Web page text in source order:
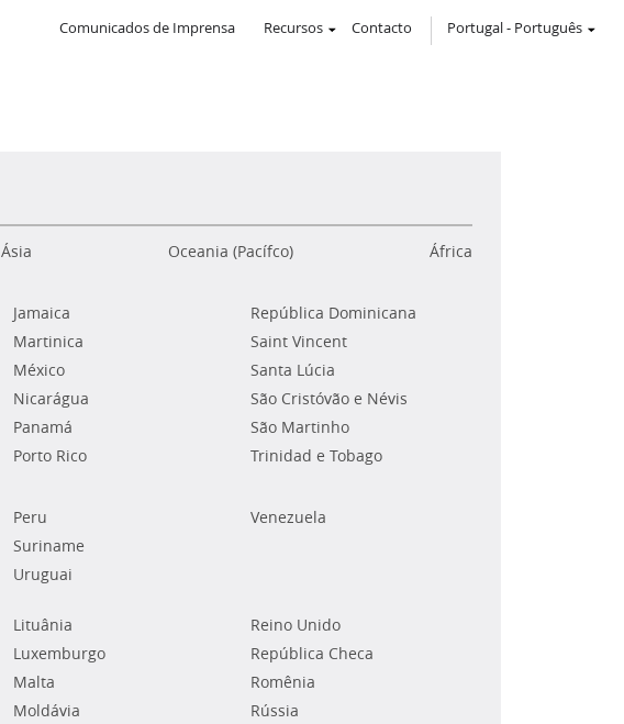
Comunicados de Imprensa Recursos Contacto Portugal- Português
Ásia Oceania (Pacífco) África
Jamaica
Martinica
México
Nicarágua
Panamá
Porto Rico
República Dominicana
Saint Vincent
Santa Lúcia
São Cristóvão e Névis
São Martinho
Trinidad e Tobago
Peru
Suriname
Uruguai
Venezuela
Lituânia
Luxemburgo
Malta
Moldávia
Reino Unido
República Checa
Romênia
Rússia